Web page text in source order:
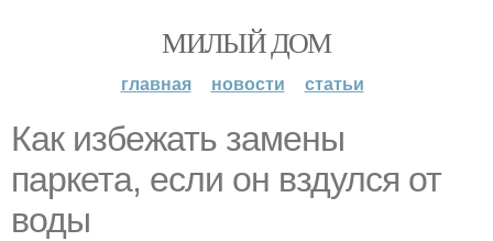
МИЛЫЙ ДОМ
главная новости статьи
Как избежать замены
паркета, если он вздулся от
воды